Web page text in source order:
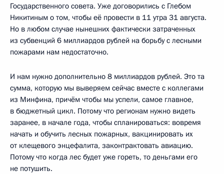
Государственного совета. Уже договорились с Глебом
Никитиным о том, чтобы её провести в 11 утра 31 августа.
Но в любом случае нынешних фактически затраченных
из субвенций 6 миллиардов рублей на борьбу с лесными
пожарами нам недостаточно.
И нам нужно дополнительно 8 миллиардов рублей. Это та
сумма, которую мы выверяем сейчас вместе с коллегами
из Минфина, причём чтобы мы успели, самое главное,
в бюджетный цикл. Потому что регионам нужно видеть
заранее, в начале года, чтобы спланироваться: вовремя
начать и обучить лесных пожарных, вакцинировать их
от клещевого энцефалита, законтрактовать авиацию.
Потому что когда лес будет уже гореть, то деньгами его
не потушить.